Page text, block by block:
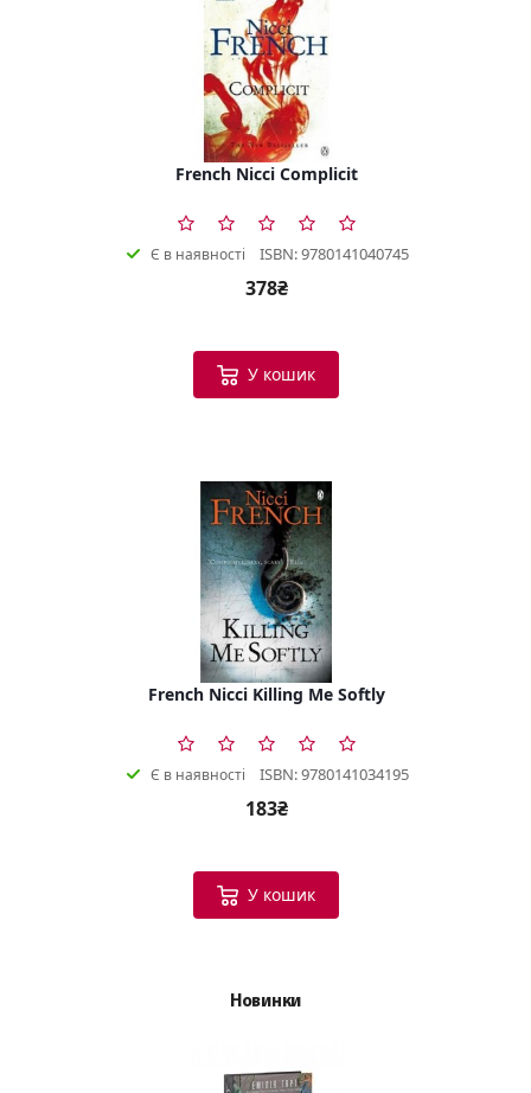
French Nicci Complicit
Є в наявності ISBN: 9780141040745
378₴
У кошик
French Nicci Killing Me Softly
Є в наявності ISBN: 9780141034195
183₴
У кошик
Новинки